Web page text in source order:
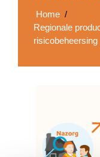
Home /
Regionale
risicobeheersing